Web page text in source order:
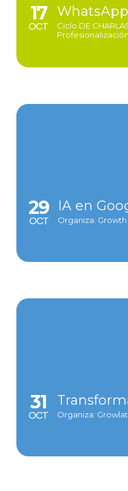
17
OCT
Ciclo DE
29
OCT
IA en
Organiza:
31
OCT Organiza: Growlat